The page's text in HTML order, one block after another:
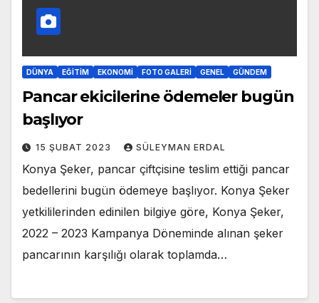
DÜNYA EĞITIM EKONOMI FOTO GALERI GENEL GÜNDEM
Pancar ekicilerine ödemeler bugün
başlıyor
15 ŞUBAT 2023 SÜLEYMAN ERDAL
Konya Şeker, pancar çiftçisine teslim ettiği pancar
bedellerini bugün ödemeye başlıyor. Konya Şeker
yetkililerinden edinilen bilgiye göre, Konya Şeker,
2022 – 2023 Kampanya Döneminde alınan şeker
pancarının karşılığı olarak toplamda…